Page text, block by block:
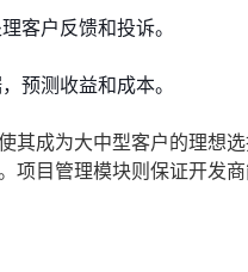
客户反馈和投诉。
预测收益和成本。
其成为大中型客户的理想
项目管理模块则保证开发